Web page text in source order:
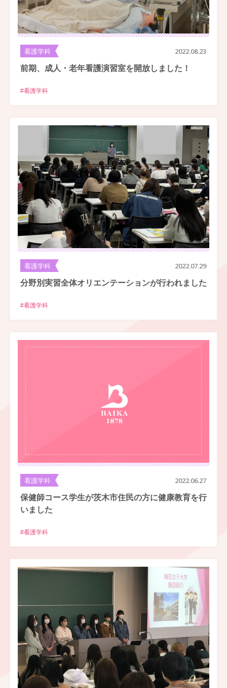
看護学科 2022.08.23
前期、成人・老年看護演習室を開放しました！
#看護学科
看護学科 2022.07.29
分野別実習全体オリエンテーションが行われました
#看護学科
看護学科 2022.06.27
保健師コース学生が茨木市住民の方に健康教育を行
いました
#看護学科